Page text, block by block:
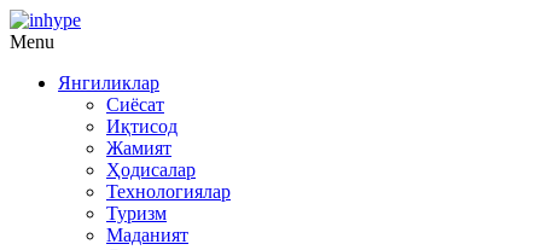
Menu
Янгиликлар
Сиёсат
Иқтисод
Жамият
Ҳодисалар
Технологиялар
Туризм
Маданият